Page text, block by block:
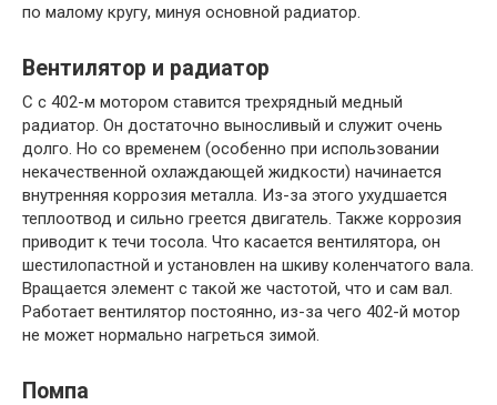
по малому кругу, минуя основной радиатор.
Вентилятор и радиатор
С с 402-м мотором ставится трехрядный медный
радиатор. Он достаточно выносливый и служит очень
долго. Но со временем (особенно при использовании
некачественной охлаждающей жидкости) начинается
внутренняя коррозия металла. Из-за этого ухудшается
теплоотвод и сильно греется двигатель. Также коррозия
приводит к течи тосола. Что касается вентилятора, он
шестилопастной и установлен на шкиву коленчатого вала.
Вращается элемент с такой же частотой, что и сам вал.
Работает вентилятор постоянно, из-за чего 402-й мотор
не может нормально нагреться зимой.
Помпа